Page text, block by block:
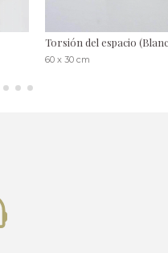
Torsión del espacio
60 x 30 cm